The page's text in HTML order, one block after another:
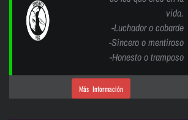
vida.
-Luchador o cobarde
-Sincero o mentiroso
-Honesto o tramposo
Más Información